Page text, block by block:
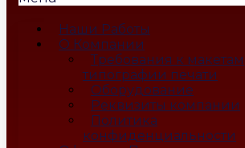
Наши Работы
О Компании
Требования к макетам
типографии печати
Оборудование
Реквизиты компании
Политика
конфиденциальности